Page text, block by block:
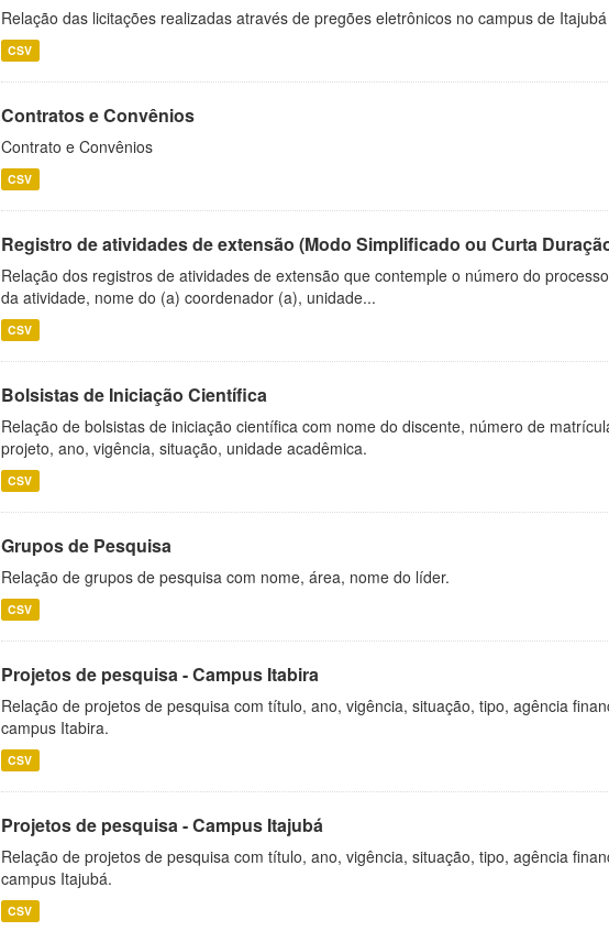
Relação das licitações realizadas através de pregões eletrônicos no campus de Itajubá
CSV
Contratos e Convênios
Contrato e Convênios
CSV
Registro de atividades de extensão (Modo Simplificado ou Curta
Relação dos registros de atividades de extensão que contemple o número do
da atividade, nome do (a) coordenador (a), unidade...
CSV
Bolsistas de Iniciação Científica
Relação de bolsistas de iniciação científica com nome do discente, número de
projeto, ano, vigência, situação, unidade acadêmica.
CSV
Grupos de Pesquisa
Relação de grupos de pesquisa com nome, área, nome do líder.
CSV
Projetos de pesquisa - Campus Itabira
Relação de projetos de pesquisa com título, ano, vigência, situação, tipo, agência
campus Itabira.
CSV
Projetos de pesquisa - Campus Itajubá
Relação de projetos de pesquisa com título, ano, vigência, situação, tipo, agência
campus Itajubá.
CSV